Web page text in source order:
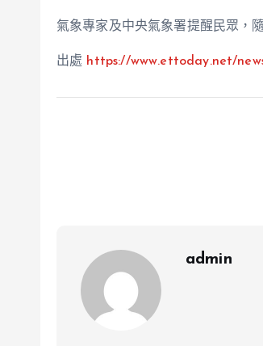
氣象專家及中央氣象署提醒民眾，
出處 https://www.ettoday.net/
admin